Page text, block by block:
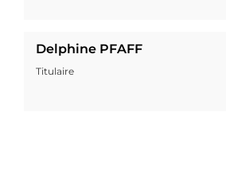
Delphine PFAFF
Titulaire